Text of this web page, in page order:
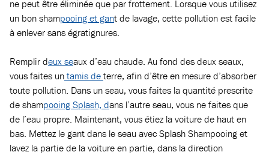
ne peut être éliminée que par frottement. Lorsque vous utilisez
un bon shampooing et gant de lavage, cette pollution est facile
à enlever sans égratignures.
Remplir deux seaux d’eau chaude. Au fond des deux seaux,
vous faites untamis deterre, afin d’être en mesure d’absorber
toute pollution. Dans un seau, vous faites la quantité prescrite
de shampooing Splash, dans l’autre seau, vous ne faites que
de l’eau propre. Maintenant, vous étiez la voiture de haut en
bas. Mettez le gant dans le seau avec Splash Shampooing et
lavez la partie de la voiture en partie, dans la direction